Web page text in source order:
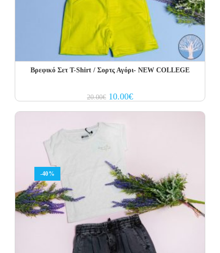
Βρεφικό Σετ Τ-Shirt / Σορτς Αγόρι- NEW COLLEGE
20.00€ Original
price
10.00€Current
price
-40%